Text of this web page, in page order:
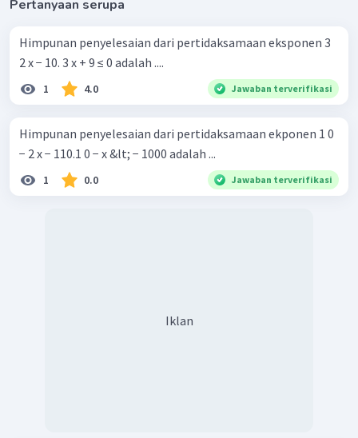
Pertanyaan serupa
Himpunan penyelesaian dari pertidaksamaan eksponen 3
2 x − 10. 3 x + 9 ≤ 0 adalah ....
1 4.0 Jawaban terverifikasi
Himpunan penyelesaian dari pertidaksamaan ekponen 1 0
− 2 x − 110.1 0 − x &lt; − 1000 adalah ...
1 0.0 Jawaban terverifikasi
Iklan